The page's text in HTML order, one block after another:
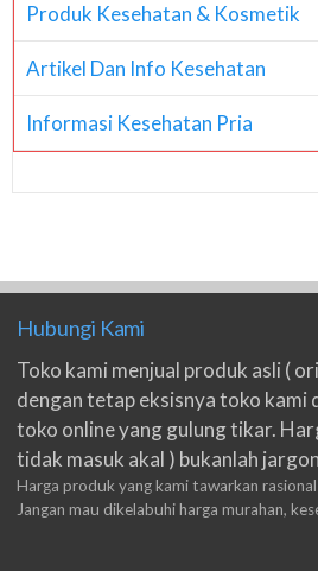
Produk Kesehatan & Kosmetik
Artikel Dan Info Kesehatan
Informasi Kesehatan Pria
Hubungi Kami
Toko kami menjual produk asli (
dengan tetap eksisnya toko kami
toko online yang gulung tikar.
tidak masuk akal ) bukanlah
Harga produk yang kami tawarkan
Jangan mau dikelabuhi harga murahan,